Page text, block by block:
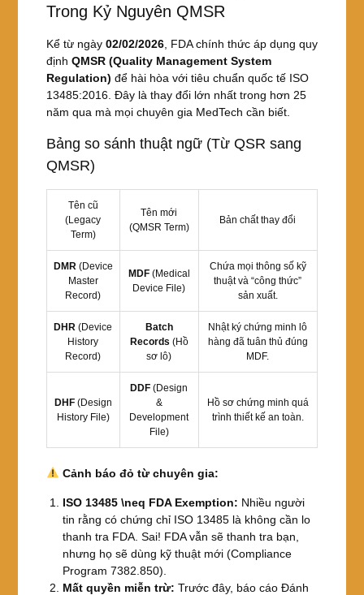
Trong Kỷ Nguyên QMSR
Kể từ ngày 02/02/2026, FDA chính thức áp dụng quy
định QMSR (Quality Management System
Regulation) để hài hòa với tiêu chuẩn quốc tế ISO
13485:2016. Đây là thay đổi lớn nhất trong hơn 25
năm qua mà mọi chuyên gia MedTech cần biết.
Bảng so sánh thuật ngữ (Từ QSR sang
QMSR)
Tên cũ
(Legacy
Term)
Tên mới
(QMSR Term)
Bản chất thay đổi
DMR (Device
Master
Record)
MDF(Medical
Device File)
Chứa mọi thông số kỹ
thuật và “công thức”
sản xuất.
DHR (Device
History
Record)
Batch
Records (Hồ
sơ lô)
Nhật ký chứng minh lô
hàng đã tuân thủ đúng
MDF.
DHF(Design
History File)
DDF (Design
&
Development
File)
Hồ sơ chứng minh quá
trình thiết kế an toàn.
Cảnh báo đỏ từ chuyên gia:
ISO 13485 \neq FDA Exemption: Nhiều người
tin rằng có chứng chỉ ISO 13485 là không cần lo
thanh tra FDA. Sai! FDA vẫn sẽ thanh tra bạn,
nhưng họ sẽ dùng kỹ thuật mới (Compliance
Program 7382.850).
Mất quyền miễn trừ: Trước đây, báo cáo Đánh